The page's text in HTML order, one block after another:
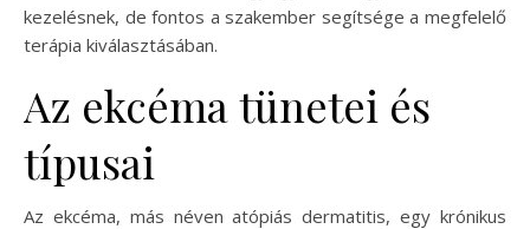
kezelésnek, de fontos a szakember segítsége a megfelelő
terápia kiválasztásában.
Az ekcéma tünetei és
típusai
Az ekcéma, más néven atópiás dermatitis, egy krónikus